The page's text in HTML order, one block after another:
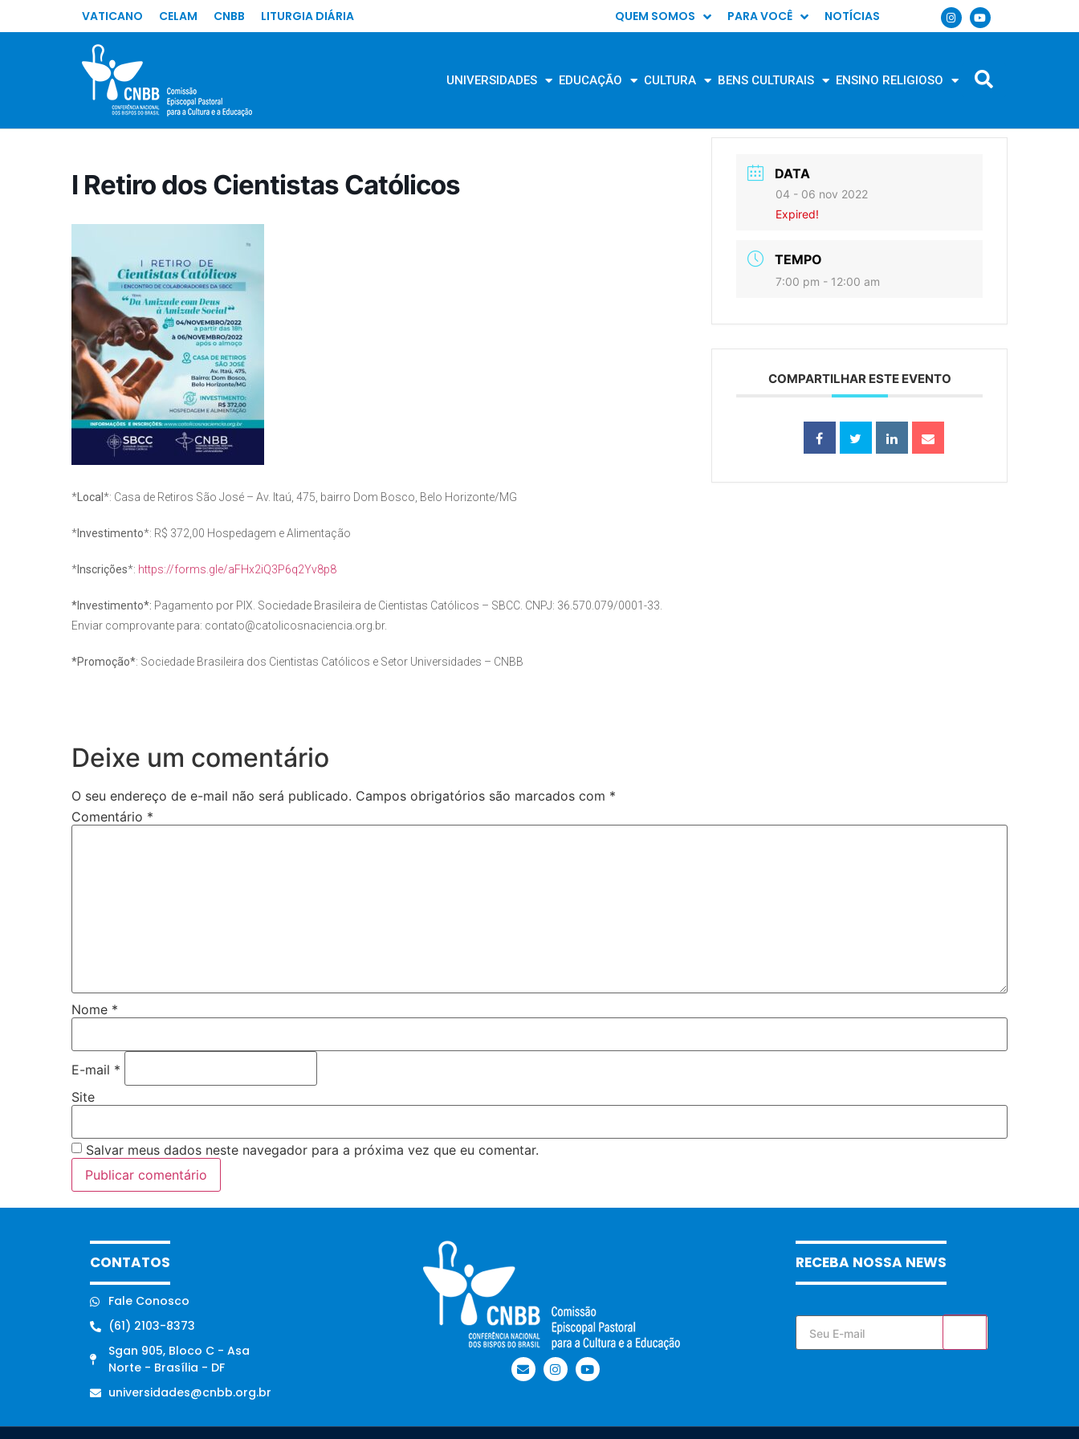
VATICANO CELAM CNBB LITURGIA DIÁRIA QUEM SOMOS PARA VOCÊ NOTÍCIAS
UNIVERSIDADES EDUCAÇÃO CULTURA BENS CULTURAIS ENSINO RELIGIOSO
I Retiro dos Cientistas Católicos
* Local *: Casa de Retiros São José – Av. Itaú, 475, bairro Dom Bosco, Belo Horizonte/MG
*Investimento*: R$ 372,00 Hospedagem e Alimentação
*Inscrições*: https://forms.gle/aFHx2iQ3P6q2Yv8p8
*Investimento*: Pagamento por PIX. Sociedade Brasileira de Cientistas Católicos – SBCC. CNPJ: 36.570.079/0001-33.
Enviar comprovante para: contato@catolicosnaciencia.org.br.
*Promoção*: Sociedade Brasileira dos Cientistas Católicos e Setor Universidades – CNBB
DATA
04 - 06 nov 2022
Expired!
TEMPO
7:00 pm - 12:00 am
COMPARTILHAR ESTE EVENTO
Deixe um comentário
O seu endereço de e-mail não será publicado. Campos obrigatórios são marcados com *
Comentário *
Nome *
E-mail *
Site
Salvar meus dados neste navegador para a próxima vez que eu comentar.
CONTATOS
Fale Conosco
(61) 2103-8373
Sgan 905, Bloco C - Asa
Norte - Brasília - DF
universidades@cnbb.org.br
RECEBA NOSSA NEWS